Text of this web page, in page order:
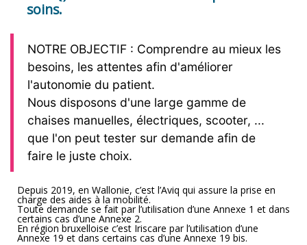
soins.
NOTRE OBJECTIF : Comprendre au mieux les
besoins, les attentes afin d'améliorer
l'autonomie du patient.
Nous disposons d'une large gamme de
chaises manuelles, électriques, scooter, ...
que l'on peut tester sur demande afin de
faire le juste choix.
Depuis 2019, en Wallonie, c’est l’Aviq qui assure la prise en
charge des aides à la mobilité.
Toute demande se fait par l’utilisation d’une Annexe 1 et dans
certains cas d’une Annexe 2.
En région bruxelloise c’est Iriscare par l’utilisation d’une
Annexe 19 et dans certains cas d’une Annexe 19 bis.